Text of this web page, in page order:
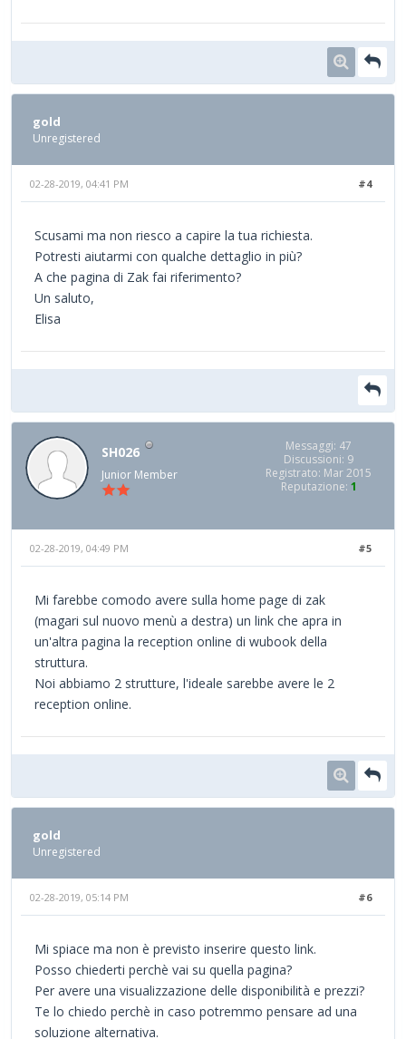
gold
Unregistered
#4
02-28-2019, 04:41 PM
Scusami ma non riesco a capire la tua richiesta.
Potresti aiutarmi con qualche dettaglio in più?
A che pagina di Zak fai riferimento?
Un saluto,
Elisa
SH026
Junior Member
Messaggi: 47
Discussioni: 9
Registrato: Mar 2015
Reputazione: 1
#5
02-28-2019, 04:49 PM
Mi farebbe comodo avere sulla home page di zak
(magari sul nuovo menù a destra) un link che apra in
un'altra pagina la reception online di wubook della
struttura.
Noi abbiamo 2 strutture, l'ideale sarebbe avere le 2
reception online.
gold
Unregistered
#6
02-28-2019, 05:14 PM
Mi spiace ma non è previsto inserire questo link.
Posso chiederti perchè vai su quella pagina?
Per avere una visualizzazione delle disponibilità e prezzi?
Te lo chiedo perchè in caso potremmo pensare ad una
soluzione alternativa.